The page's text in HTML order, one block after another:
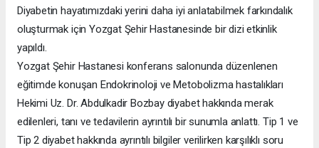
Diyabetin hayatımızdaki yerini daha iyi anlatabilmek farkındalık
oluşturmak için Yozgat Şehir Hastanesinde bir dizi etkinlik
yapıldı.
Yozgat Şehir Hastanesi konferans salonunda düzenlenen
eğitimde konuşan Endokrinoloji ve Metobolizma hastalıkları
Hekimi Uz. Dr. Abdulkadir Bozbay diyabet hakkında merak
edilenleri, tanı ve tedavilerin ayrıntılı bir sunumla anlattı. Tip 1 ve
Tip 2 diyabet hakkında ayrıntılı bilgiler verilirken karşılıklı soru